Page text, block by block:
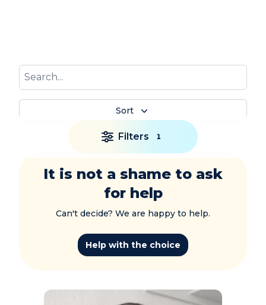
Filters 1
Sort
It is not a shame to ask
for help
Can't decide? We are happy to help.
Help with the choice